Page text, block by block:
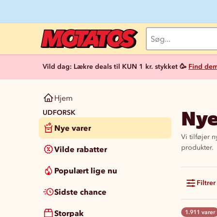
Vild dag: Lækre deals til KUN 1 kr. stykket 🥳 Find
Hjem
UDFORSK
Nye varer
Vilde rabatter
Populært lige nu
Sidste chance
Storpak
Vi tilføjer
produkter.
Filtrer
1.911 varer